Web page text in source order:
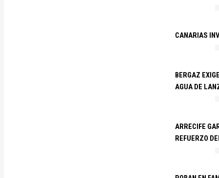
CANARIAS
BERGAZ
AGUA DE
ARRECIFE
REFUERZO